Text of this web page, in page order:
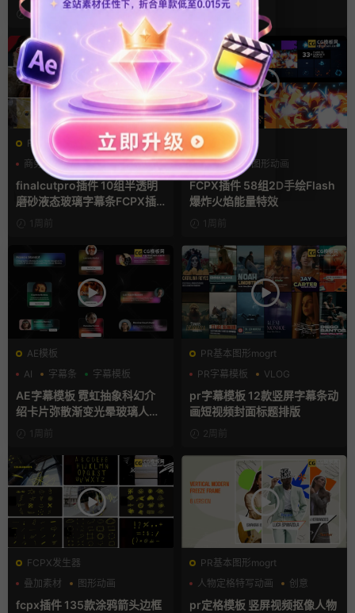
2天前 视频AE模板
FCPX字幕
商务模板
字幕条
字幕模板
finalcutpro插件 10组半透明
磨砂液态玻璃字幕条FCPX插
1周前
FCPX发生器
卡通模板
图形动画
手绘风
FCPX插件 58组2D手绘Flash
爆炸火焰能量特效
1周前
AE模板
AI
字幕条 字幕模板
AE字幕模板 霓虹抽象科幻介
绍卡片弥散渐变光晕玻璃人名
1周前
PR基本图形mogrt
PR字幕模板
VLOG
人物介绍
pr字幕模板 12款竖屏字幕条动
画短视频封面标题排版
2周前
FCPX发生器
叠加素材
图形动画
手绘风
fcpx插件 135款涂鸦箭头边框
PR基本图形mogrt
人物定格特写动画
创意
动态海报
pr定格模板 竖屏视频抠像人物